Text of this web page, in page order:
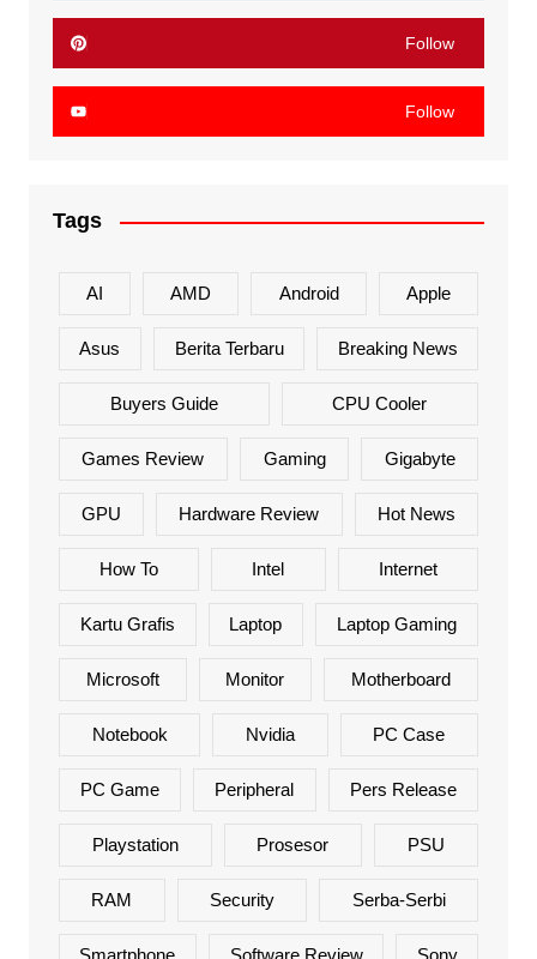
Follow
Follow
Tags
AI AMD Android Apple
Asus Berita Terbaru Breaking News
Buyers Guide CPU Cooler
Games Review Gaming Gigabyte
GPU Hardware Review Hot News
How To Intel Internet
Kartu Grafis Laptop Laptop Gaming
Microsoft Monitor Motherboard
Notebook Nvidia PC Case
PC Game Peripheral Pers Release
Playstation Prosesor PSU
RAM Security Serba-Serbi